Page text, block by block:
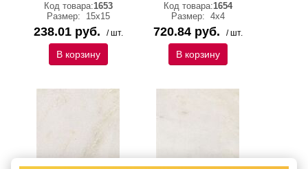
Код товара:1653
Размер:
15x15
238.01 руб. / шт.
В корзину
Код товара:1654
Размер: 4х4
720.84 руб. / шт.
В корзину